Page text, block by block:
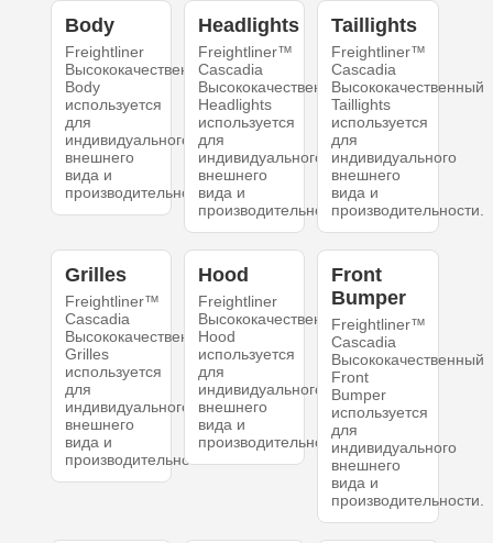
Body
Freightliner
Высококачественный
Body
используется
для
индивидуального
внешнего
вида и
производительности.
Headlights
Freightliner™
Cascadia
Высококачественный
Headlights
используется
для
индивидуального
внешнего
вида и
производительности.
Taillights
Freightliner™
Cascadia
Высококачественный
Taillights
используется
для
индивидуального
внешнего
вида и
производительности.
Grilles
Freightliner™
Cascadia
Высококачественный
Grilles
используется
для
индивидуального
внешнего
вида и
производительности.
Hood
Freightliner
Высококачественный
Hood
используется
для
индивидуального
внешнего
вида и
производительности.
Front
Bumper
Freightliner™
Cascadia
Высококачественный
Front
Bumper
используется
для
индивидуального
внешнего
вида и
производительности.